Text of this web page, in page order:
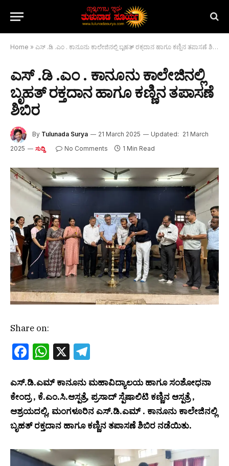
Home » ಎಸ್ .ಡಿ .ಎಂ . ಕಾನೂನು ಕಾಲೇಜಿನಲ್ಲಿ ಬೃಹತ್ ರಕ್ತದಾನ ಹಾಗೂ ಕಣ್ಣಿನ ತಪಾಸಣೆ ಶಿಬಿರ
ಎಸ್ .ಡಿ .ಎಂ . ಕಾನೂನು ಕಾಲೇಜಿನಲ್ಲಿ
ಬೃಹತ್ ರಕ್ತದಾನ ಹಾಗೂ ಕಣ್ಣಿನ ತಪಾಸಣೆ
ಶಿಬಿರ
By Tulunada Surya 21 March 2025 Updated: 21 March
2025
ಸುದ್ದಿ No Comments 1 Min Read
Share on:
Facebook
WhatsApp
X
ಎಸ್.ಡಿ.ಎಮ್ ಕಾನೂನು ಮಹಾವಿದ್ಯಾಲಯ ಹಾಗೂ ಸಂಶೋಧನಾ
ಕೇಂದ್ರ , ಕೆ.ಎಂ.ಸಿ.ಆಸ್ಪತ್ರೆ, ಪ್ರಸಾದ್ ಸ್ಪೆಷಾಲಿಟಿ ಕಣ್ಣಿನ ಆಸ್ಪತ್ರೆ ,
ಆಶ್ರಯದಲ್ಲಿ, ಮಂಗಳೂರಿನ ಎಸ್.ಡಿ.ಎಮ್ . ಕಾನೂನು ಕಾಲೇಜಿನಲ್ಲಿ
ಬೃಹತ್ ರಕ್ತದಾನ ಹಾಗೂ ಕಣ್ಣಿನ ತಪಾಸಣೆ ಶಿಬಿರ ನಡೆಯಿತು.